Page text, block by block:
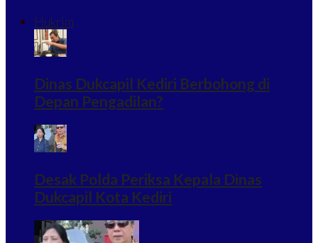
Hukrim
Dinas Dukcapil Kediri Berbohong di
Depan Pengadilan?
Desak Polda Periksa Kepala Dinas
Dukcapil Kota Kediri